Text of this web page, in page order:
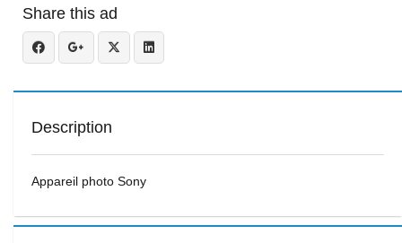
Share this ad
Description
Appareil photo Sony